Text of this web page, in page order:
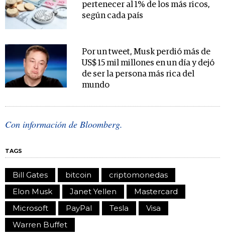
pertenecer al 1% de los más ricos,
según cada país
Por un tweet, Musk perdió más de
US$ 15 mil millones en un día y dejó
de ser la persona más rica del
mundo
Con información de Bloomberg.
TAGS
Bill Gates bitcoin
criptomonedas
Elon Musk
Janet Yellen
Mastercard
Microsoft
PayPal Tesla
Visa
Warren Buffet